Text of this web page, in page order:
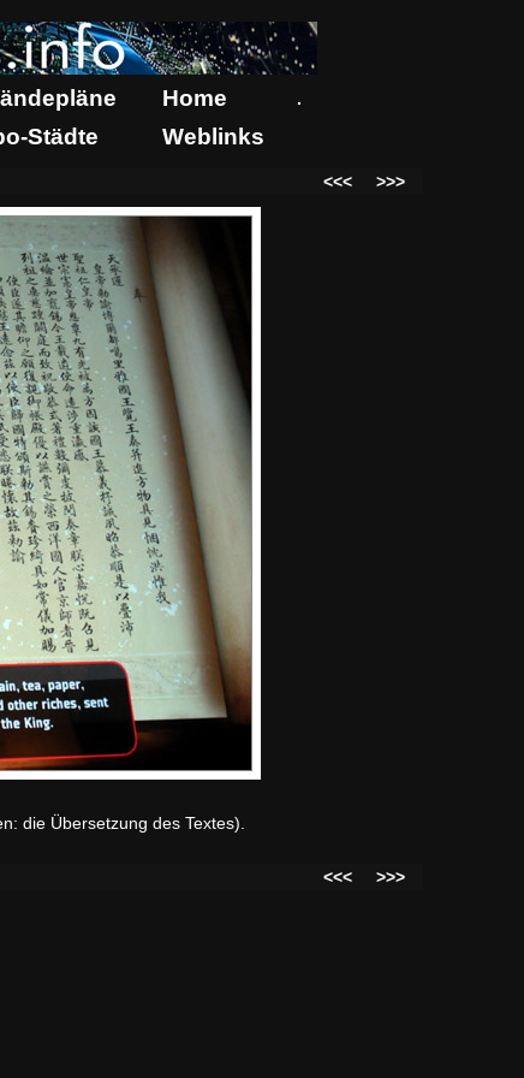
Home .
Städte Weblinks
<<< >>>
die Übersetzung des Textes).
<<<
>>>